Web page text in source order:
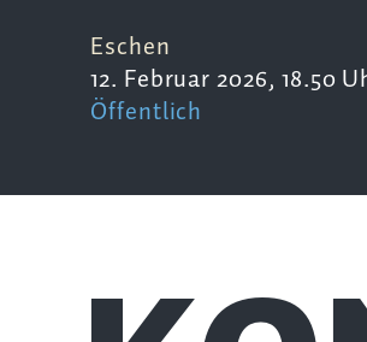
Eschen
12. Februar 2026, 18.50
Öffentlich